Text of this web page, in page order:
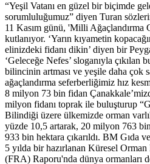
“Yeşil Vatanı en güzel bir biçimde
sorumluluğumuz” diyen Turan
11 Kasım günü, 'Milli Ağaçlandırma
kutlanıyor. ‘Yarın kıyametin
elinizdeki fidanı dikin’ diyen bir
‘Geleceğe Nefes’ sloganıyla çıkılan
bilincinin artması ve yeşile daha çok
ağaçlandırma seferberliğimiz hız
8 milyon 73 bin fidan
milyon fidanı toprak ile buluşturup
Bilindiği üzere ülkemizde orman
yüzde 10,5 artarak, 20 milyon 763
933 bin hektara çıkarıldı. BM Gıda
5 yılda bir hazırlanan Küresel
(FRA) Raporu'nda dünya ormanları